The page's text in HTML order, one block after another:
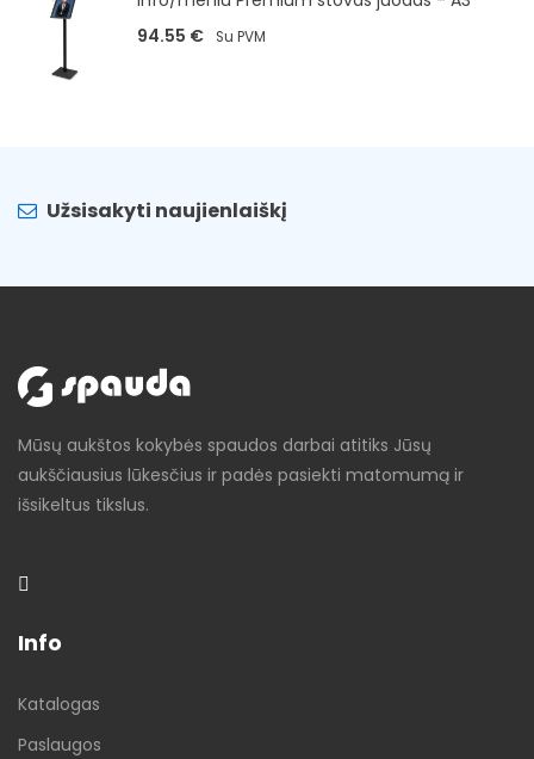
94.55 € Su PVM
Užsisakyti naujienlaiškį
Mūsų aukštos kokybės spaudos darbai atitiks Jūsų
aukščiausius lūkesčius ir padės pasiekti matomumą ir
išsikeltus tikslus.
Info
Katalogas
Paslaugos